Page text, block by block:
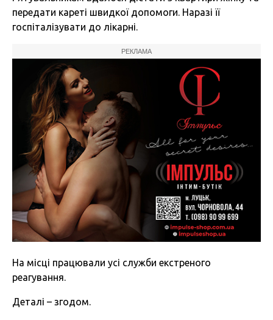
передати кареті швидкої допомоги. Наразі її
госпіталізувати до лікарні.
РЕКЛАМА
На місці працювали усі служби екстреного
реагування.
Деталі – згодом.